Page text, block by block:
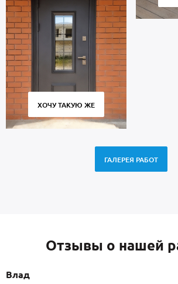
ХОЧУ ТАКУЮ ЖЕ
ГАЛЕРЕЯ РАБОТ
Отзывы о нашей
Влад